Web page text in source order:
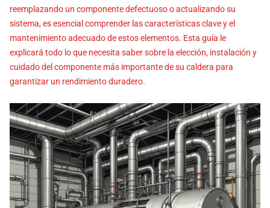
reemplazando un componente defectuoso o actualizando su
sistema, es esencial comprender las características clave y el
mantenimiento adecuado de estos elementos. Esta guía le
explicará todo lo que necesita saber sobre la elección, instalación y
cuidado del componente más importante de su caldera para
garantizar un rendimiento duradero.